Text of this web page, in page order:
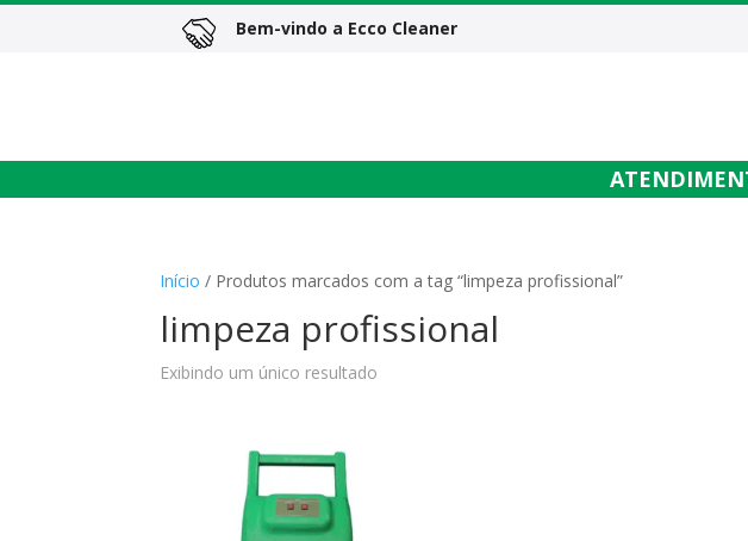
Bem-vindo a Ecco Cleaner
Início / Produtos marcados com a tag “limpeza profissional”
limpeza profissional
Exibindo um único resultado